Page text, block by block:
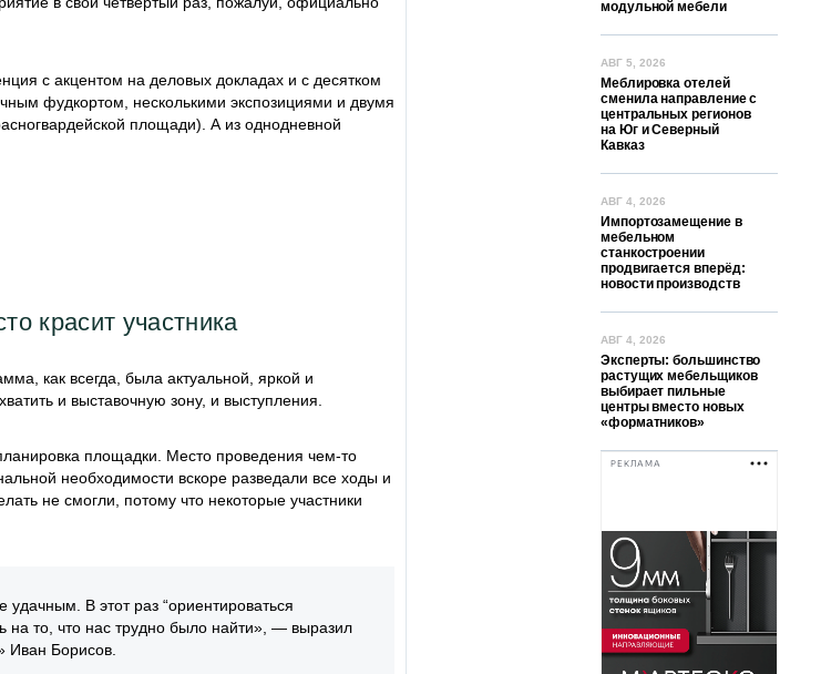
с акцентом на деловых докладах и с десятком
фудкортом, несколькими экспозициями и двумя
площади). А из однодневной
красит участника
как всегда, была актуальной, яркой и
и выставочную зону, и выступления.
площадки. Место проведения чем-то
необходимости вскоре разведали все ходы и
не смогли, потому что некоторые участники
В этот раз “ориентироваться
то, что нас трудно было найти», — выразил
Иван Борисов.
модульной мебели
АВГ 5, 2026
Меблировка отелей
сменила направление с
центральных регионов
на Юг и Северный
Кавказ
АВГ 4, 2026
Импортозамещение в
мебельном
станкостроении
продвигается вперёд:
новости производств
АВГ 4, 2026
Эксперты: большинство
растущих мебельщиков
выбирает пильные
центры вместо новых
«форматников»
РЕКЛАМА